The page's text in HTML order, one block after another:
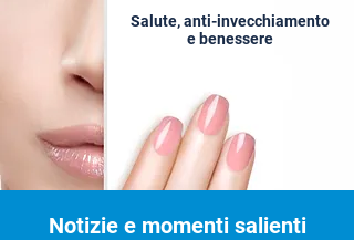
Salute, anti-invecchiamento
e benessere
Notizie e momenti salienti